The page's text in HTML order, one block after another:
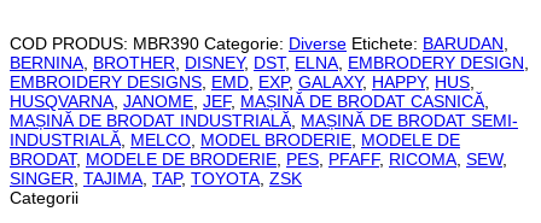
COD PRODUS: MBR390 Categorie: Diverse Etichete: BARUDAN
BERNINA BROTHER DISNEY, DST, ELNA EMBRODERY DESIGN
EMBROIDERY DESIGNS EMD EXP, GALAXY, HAPPY, HUS
HUSQVARNA JANOME JEF, MAȘINĂ DE BRODAT CASNICĂ
MAȘINĂ DE BRODAT INDUSTRIALĂ MAȘINĂ DE BRODAT SEMI-
INDUSTRIALĂ MELCO MODEL BRODERIE MODELE DE
BRODAT, MODELE DE BRODERIE PES PFAFF, RICOMA SEW,
SINGER TAJIMA TAP, TOYOTA ZSK
Categorii